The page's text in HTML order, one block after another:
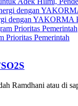
dengan
Prioritas Pemerintah
Ramdhani atau di